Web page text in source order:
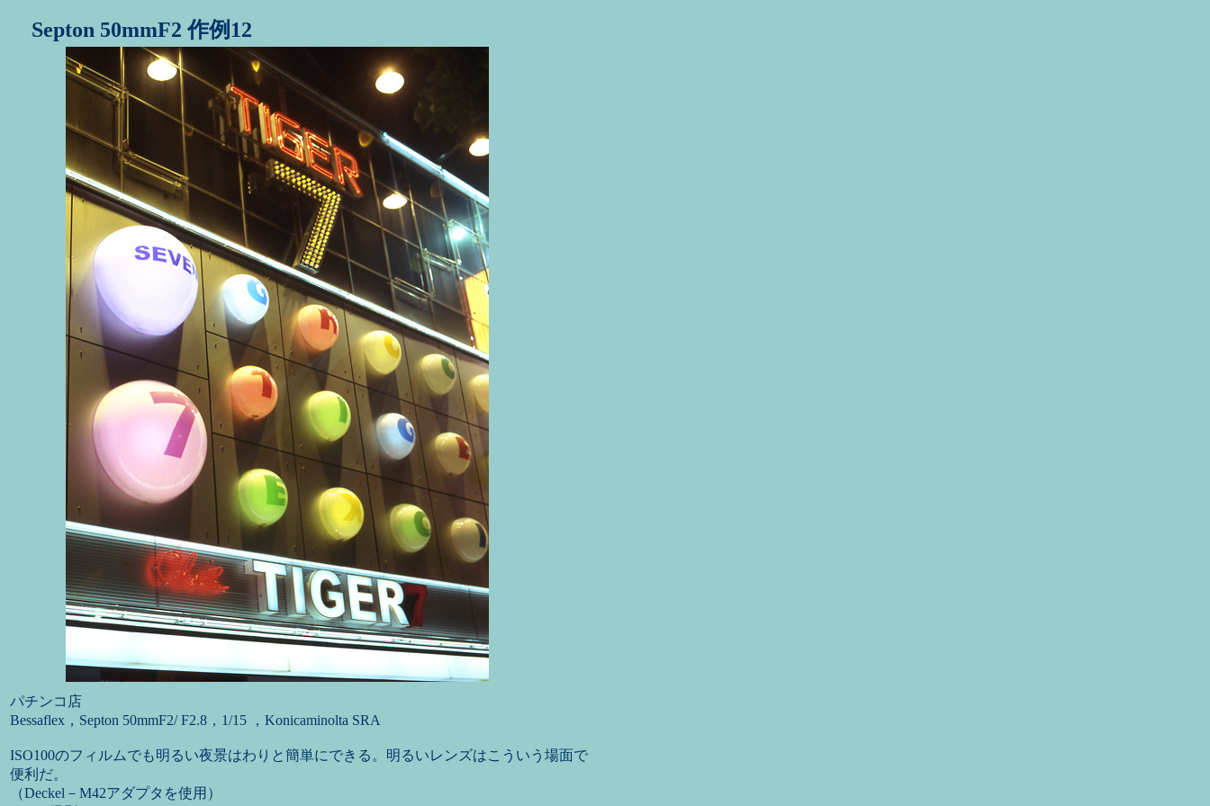
Septon 50mmF2 作例12
パチンコ店
Bessaflex，Septon 50mmF2/ F2.8，1/15 ，Konicaminolta SRA
ISO100のフィルムでも明るい夜景はわりと簡単にできる。明るいレンズはこういう場面で
便利だ。
（Deckel－M42アダプタを使用）